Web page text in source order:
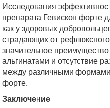
Исследования
препарата Гевискон форте
как у здоровых
страдающих от
значительное
альгинатами и отсутствие
между различными формами
форте.
Заключение